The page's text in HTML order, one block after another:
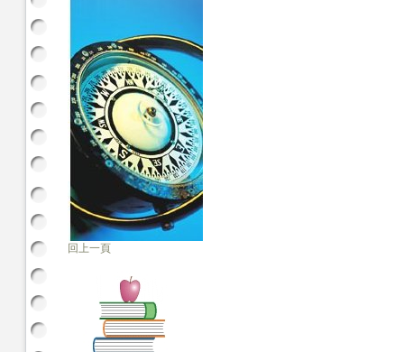
回上一頁